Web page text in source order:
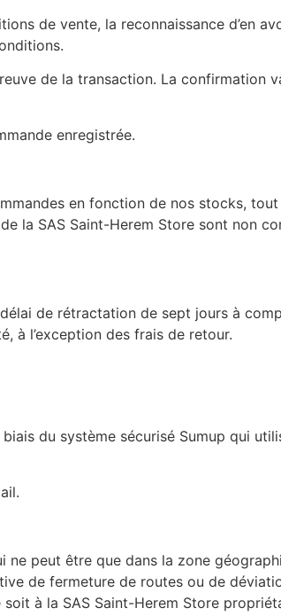
de vente, la reconnaissance d’en
de la transaction. La confirmation
enregistrée.
en fonction de nos stocks,
la SAS Saint-Herem Store sont non
de rétractation de sept jours à
à l’exception des frais de retour.
du système sécurisé Sumup qui
peut être que dans la zone
de fermeture de routes ou de
à la SAS Saint-Herem Store